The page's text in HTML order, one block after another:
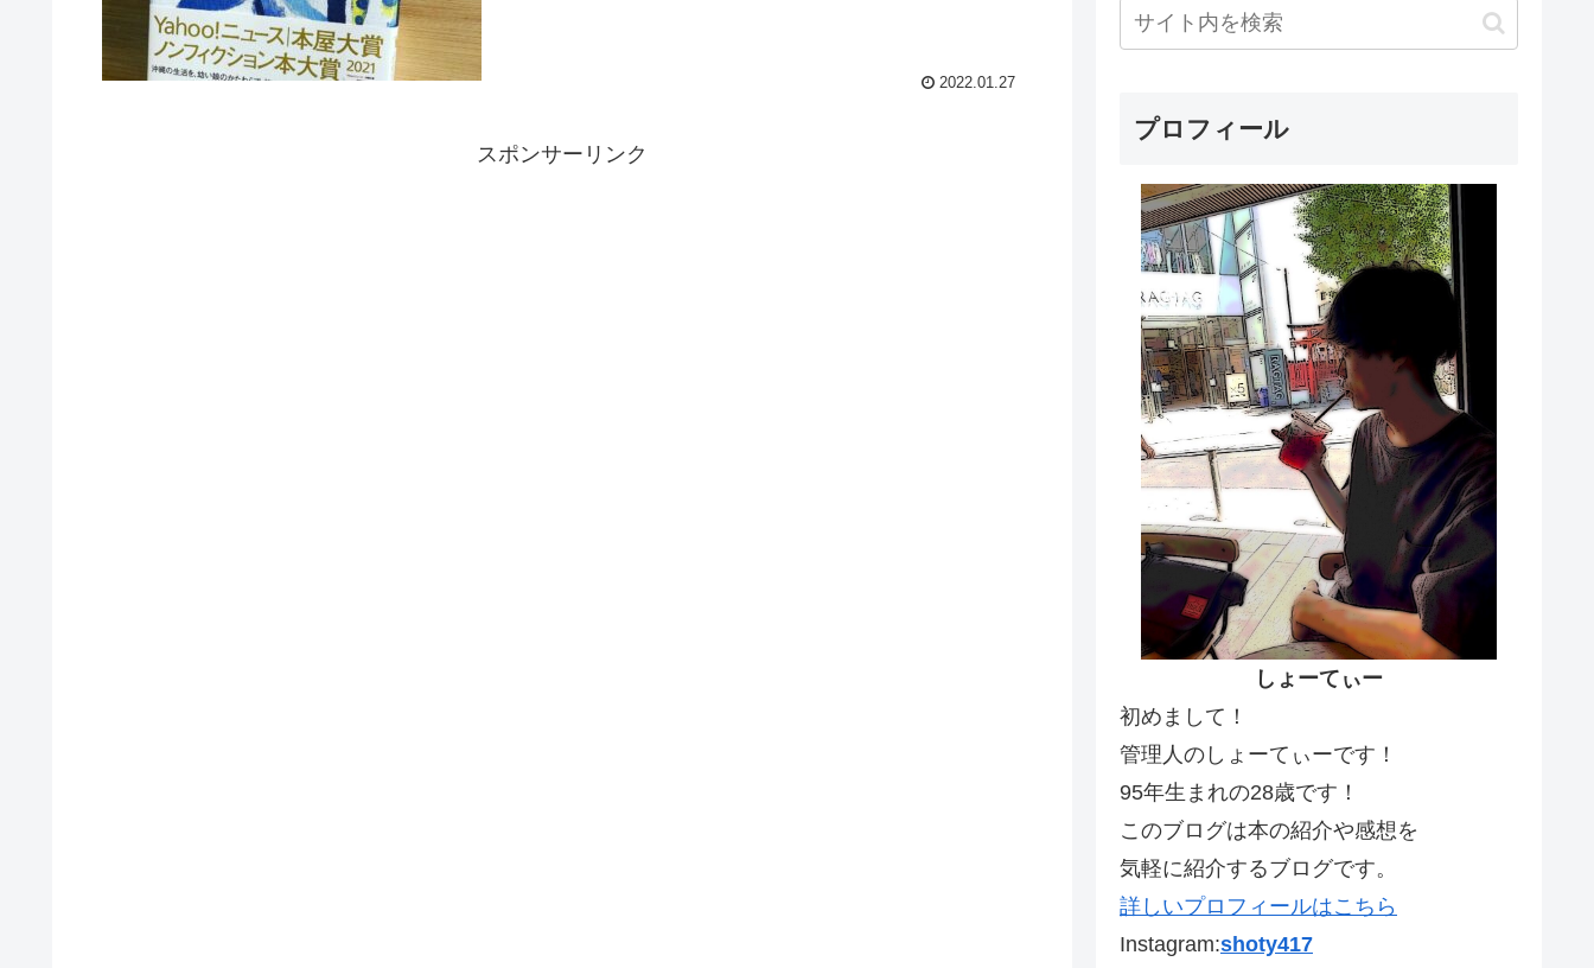
2022.01.27
スポンサーリンク
プロフィール
しょーてぃー
初めまして！
管理人のしょーてぃーです！
95年生まれの28歳です！
このブログは本の紹介や感想を
気軽に紹介するブログです。
詳しいプロフィールはこちら
Instagram:shoty417